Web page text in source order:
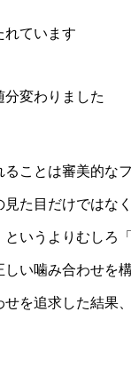
れています
変わりました
ことは審美的な
た目だけではな
いうよりむしろ
い噛み合わせを
を追求した結果